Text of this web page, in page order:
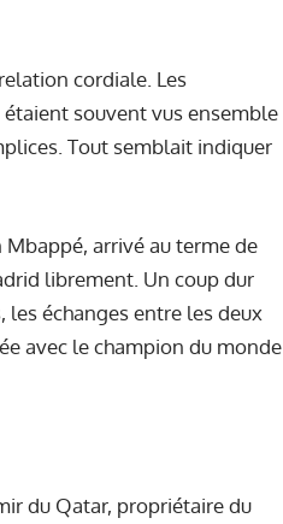
cordiale. Les
souvent vus ensemble
Tout semblait indiquer
arrivé au terme de
librement. Un coup dur
les échanges entre les deux
avec le champion du monde
du Qatar, propriétaire du